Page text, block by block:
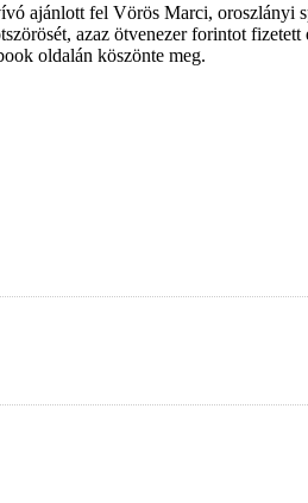
ajánlott fel Vörös Marci, oroszlányi
azaz ötvenezer forintot fizetett
oldalán köszönte meg.